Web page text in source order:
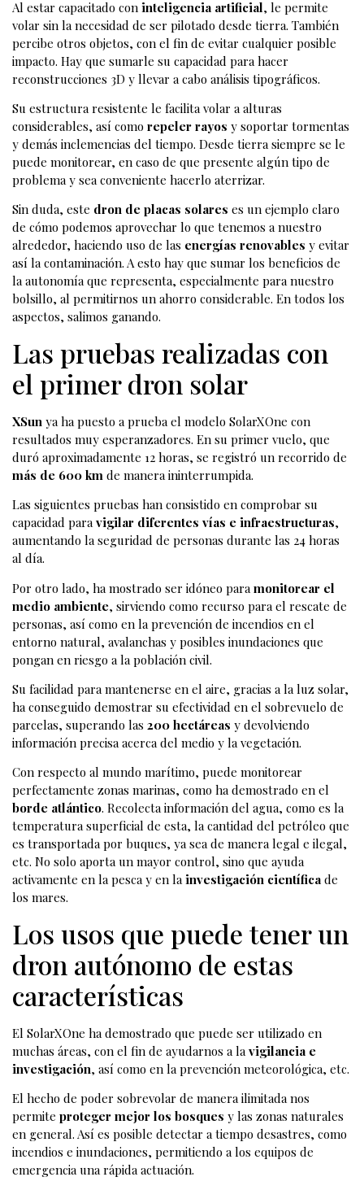
Al estar capacitado con inteligencia artificial, le permite
volar sin la necesidad de ser pilotado desde tierra. También
percibe otros objetos, con el fin de evitar cualquier posible
impacto. Hay que sumarle su capacidad para hacer
reconstrucciones 3D y llevar a cabo análisis tipográficos.
Su estructura resistente le facilita volar a alturas
considerables, así como repeler rayos y soportar tormentas
y demás inclemencias del tiempo. Desde tierra siempre se le
puede monitorear, en caso de que presente algún tipo de
problema y sea conveniente hacerlo aterrizar.
Sin duda, este dron de placas solares es un ejemplo claro
de cómo podemos aprovechar lo que tenemos a nuestro
alrededor, haciendo uso de las energías renovables y evitar
así la contaminación. A esto hay que sumar los beneficios de
la autonomía que representa, especialmente para nuestro
bolsillo, al permitirnos un ahorro considerable. En todos los
aspectos, salimos ganando.
Las pruebas realizadas con
el primer dron solar
XSun ya ha puesto a prueba el modelo SolarXOne con
resultados muy esperanzadores. En su primer vuelo, que
duró aproximadamente 12 horas, se registró un recorrido de
más de 600 km de manera ininterrumpida.
Las siguientes pruebas han consistido en comprobar su
capacidad paravigilar diferentes vías e infraestructuras,
aumentando la seguridad de personas durante las 24 horas
al día.
Por otro lado, ha mostrado ser idóneo para monitorear el
medio ambiente, sirviendo como recurso para el rescate de
personas, así como en la prevención de incendios en el
entorno natural, avalanchas y posibles inundaciones que
pongan en riesgo a la población civil.
Su facilidad para mantenerse en el aire, gracias a la luz solar,
ha conseguido demostrar su efectividad en el sobrevuelo de
parcelas, superando las 200 hectáreas y devolviendo
información precisa acerca del medio y la vegetación.
Con respecto al mundo marítimo, puede monitorear
perfectamente zonas marinas, como ha demostrado en el
borde atlántico. Recolecta información del agua, como es la
temperatura superficial de esta, la cantidad del petróleo que
es transportada por buques, ya sea de manera legal e ilegal,
etc. No solo aporta un mayor control, sino que ayuda
activamente en la pesca y en lainvestigación científica de
los mares.
Los usos que puede tener un
dron autónomo de estas
características
El SolarXOne ha demostrado que puede ser utilizado en
muchas áreas, con el fin de ayudarnos a la vigilancia e
investigación, así como en la prevención meteorológica, etc.
El hecho de poder sobrevolar de manera ilimitada nos
permite proteger mejor los bosques y las zonas naturales
en general. Así es posible detectar a tiempo desastres, como
incendios e inundaciones, permitiendo a los equipos de
emergencia una rápida actuación.